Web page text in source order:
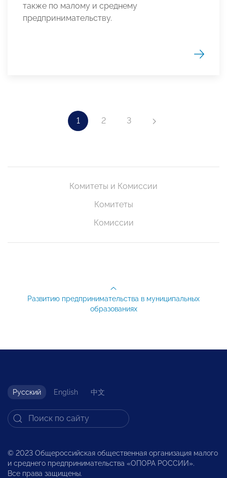
также по малому и среднему
предпринимательству.
1 2 3
Комитеты и Комиссии
Комитеты
Комиссии
Развитию предпринимательства в муниципальных
образованиях
Русский English 中文
© 2023 Общероссийская общественная организация малого
и среднего предпринимательства «ОПОРА РОССИИ».
Все права защищены.